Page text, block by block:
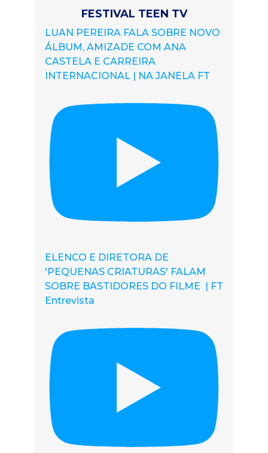
FESTIVAL TEEN TV
LUAN PEREIRA FALA SOBRE NOVO
ÁLBUM, AMIZADE COM ANA
CASTELA E CARREIRA
INTERNACIONAL | NA JANELA FT
ELENCO E DIRETORA DE
'PEQUENAS CRIATURAS' FALAM
SOBRE BASTIDORES DO FILME | FT
Entrevista